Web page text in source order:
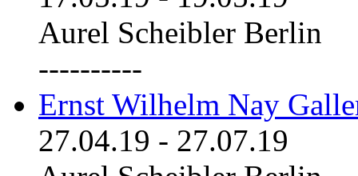
Aurel Scheibler Berlin
----------
Ernst Wilhelm Nay
27.04.19 - 27.07.19